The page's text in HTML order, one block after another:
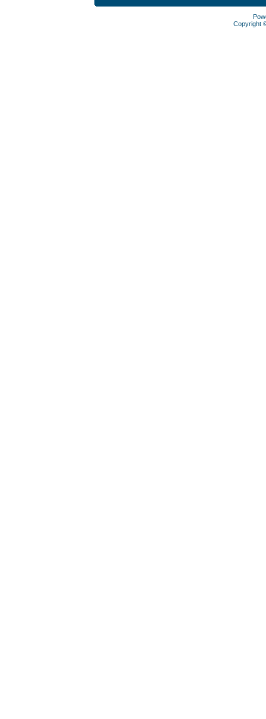
Copyright